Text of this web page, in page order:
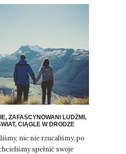
ZAFASCYNOWANI LUDŹMI,
CIĄGLE W DRODZE
nic nie rzucaliśmy, po
spełnić swoje